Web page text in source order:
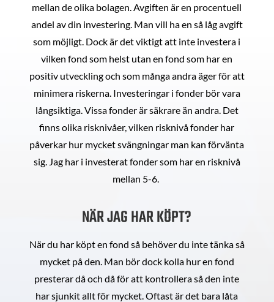
mellan de olika bolagen. Avgiften är en procentuell
andel av din investering. Man vill ha en så låg avgift
som möjligt. Dock är det viktigt att inte investera i
vilken fond som helst utan en fond som har en
positiv utveckling och som många andra äger för att
minimera riskerna. Investeringar i fonder bör vara
långsiktiga. Vissa fonder är säkrare än andra. Det
finns olika risknivåer, vilken risknivå fonder har
påverkar hur mycket svängningar man kan förvänta
sig. Jag har i investerat fonder som har en risknivå
mellan 5-6.
NÄR JAG HAR KÖPT?
När du har köpt en fond så behöver du inte tänka så
mycket på den. Man bör dock kolla hur en fond
presterar då och då för att kontrollera så den inte
har sjunkit allt för mycket. Oftast är det bara låta